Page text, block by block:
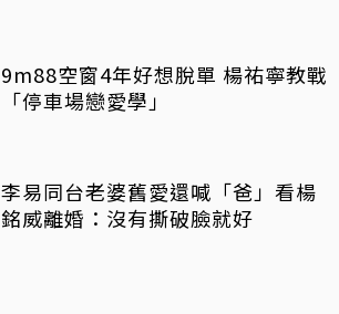
9m88空窗4年好想脫單 楊祐寧教戰
「停車場戀愛學」
李易同台老婆舊愛還喊「爸」看楊
銘威離婚：沒有撕破臉就好